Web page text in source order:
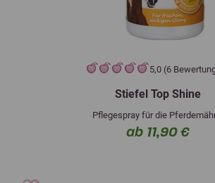
5,0 (6
Stiefel Top Shine
Pflegespray für die
ab 11,90 €